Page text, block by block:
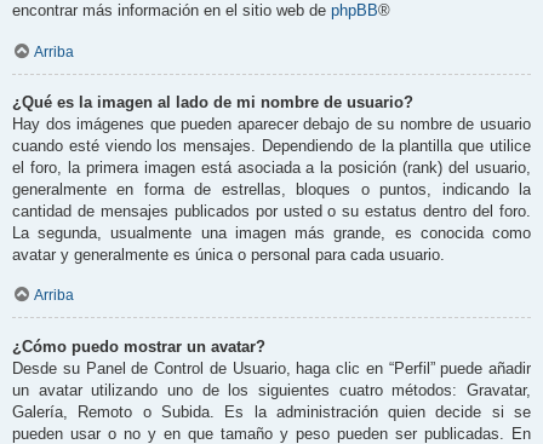
encontrar más información en el sitio web de phpBB®
Arriba
¿Qué es la imagen al lado de mi nombre de usuario?
Hay dos imágenes que pueden aparecer debajo de su nombre de usuario
cuando esté viendo los mensajes. Dependiendo de la plantilla que utilice
el foro, la primera imagen está asociada a la posición (rank) del usuario,
generalmente en forma de estrellas, bloques o puntos, indicando la
cantidad de mensajes publicados por usted o su estatus dentro del foro.
La segunda, usualmente una imagen más grande, es conocida como
avatar y generalmente es única o personal para cada usuario.
Arriba
¿Cómo puedo mostrar un avatar?
Desde su Panel de Control de Usuario, haga clic en “Perfil” puede añadir
un avatar utilizando uno de los siguientes cuatro métodos: Gravatar,
Galería, Remoto o Subida. Es la administración quien decide si se
pueden usar o no y en que tamaño y peso pueden ser publicadas. En